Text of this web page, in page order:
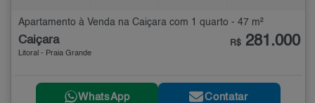
Apartamento à Venda na Caiçara com 1 quarto - 47 m²
Caiçara
Litoral - Praia Grande
R$ 281.000
WhatsApp Contatar